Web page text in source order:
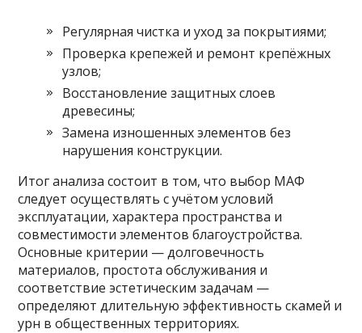
Регулярная чистка и уход за покрытиями;
Проверка крепежей и ремонт крепёжных
узлов;
Восстановление защитных слоев
древесины;
Замена изношенных элементов без
нарушения конструкции.
Итог анализа состоит в том, что выбор MAФ
следует осуществлять с учётом условий
эксплуатации, характера пространства и
совместимости элементов благоустройства.
Основные критерии — долговечность
материалов, простота обслуживания и
соответствие эстетическим задачам —
определяют длительную эффективность скамей и
урн в общественных территориях.